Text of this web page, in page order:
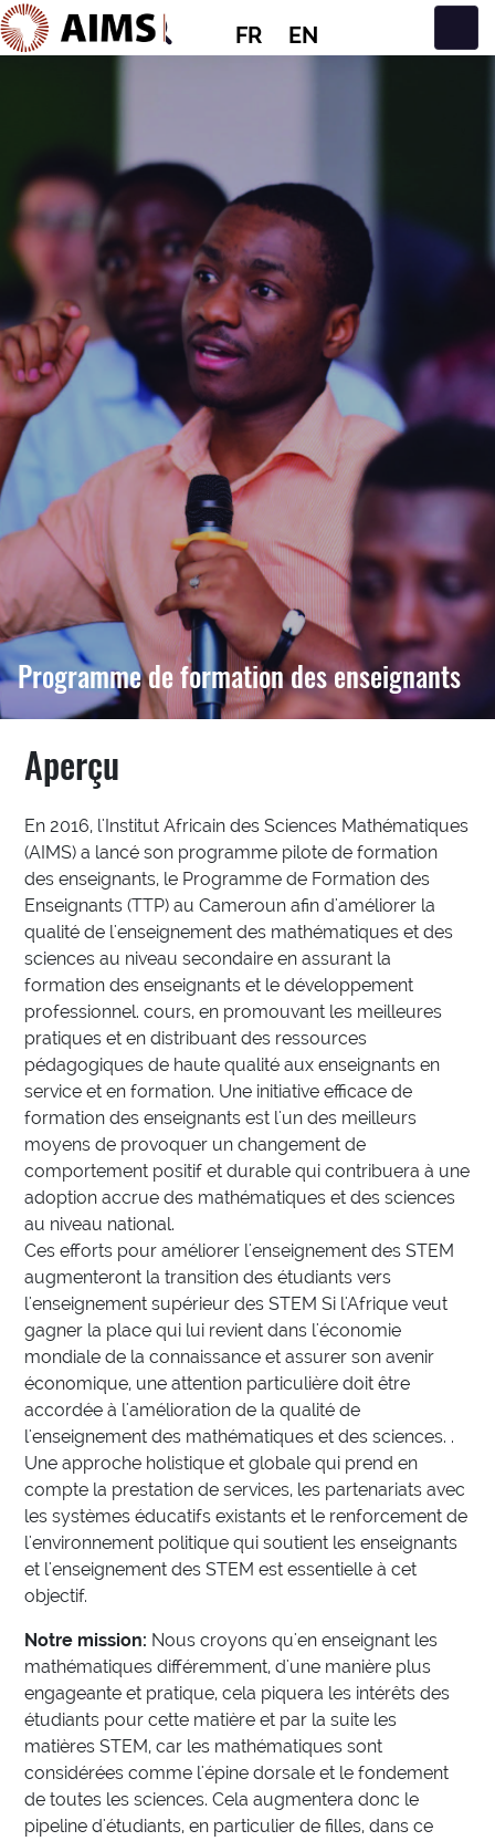
FR EN
Programme de formation des enseignants
Aperçu
En 2016, l'Institut Africain des Sciences Mathématiques
(AIMS) a lancé son programme pilote de formation
des enseignants, le Programme de Formation des
Enseignants (TTP) au Cameroun afin d'améliorer la
qualité de l'enseignement des mathématiques et des
sciences au niveau secondaire en assurant la
formation des enseignants et le développement
professionnel. cours, en promouvant les meilleures
pratiques et en distribuant des ressources
pédagogiques de haute qualité aux enseignants en
service et en formation. Une initiative efficace de
formation des enseignants est l'un des meilleurs
moyens de provoquer un changement de
comportement positif et durable qui contribuera à une
adoption accrue des mathématiques et des sciences
au niveau national.
Ces efforts pour améliorer l'enseignement des STEM
augmenteront la transition des étudiants vers
l'enseignement supérieur des STEM Si l'Afrique veut
gagner la place qui lui revient dans l'économie
mondiale de la connaissance et assurer son avenir
économique, une attention particulière doit être
accordée à l'amélioration de la qualité de
l'enseignement des mathématiques et des sciences. .
Une approche holistique et globale qui prend en
compte la prestation de services, les partenariats avec
les systèmes éducatifs existants et le renforcement de
l'environnement politique qui soutient les enseignants
et l'enseignement des STEM est essentielle à cet
objectif.
Notre mission: Nous croyons qu'en enseignant les
mathématiques différemment, d'une manière plus
engageante et pratique, cela piquera les intérêts des
étudiants pour cette matière et par la suite les
matières STEM, car les mathématiques sont
considérées comme l'épine dorsale et le fondement
de toutes les sciences. Cela augmentera donc le
pipeline d'étudiants, en particulier de filles, dans ce